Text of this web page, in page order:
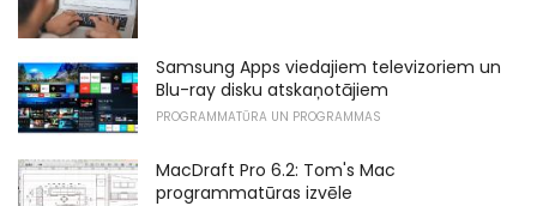
Samsung Apps viedajiem televizoriem un
Blu-ray disku atskaņotājiem
PROGRAMMATŪRA UN PROGRAMMAS
MacDraft Pro 6.2: Tom's Mac
programmatūras izvēle